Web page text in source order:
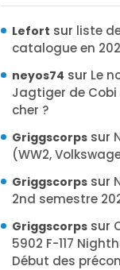
Lefort sur liste
catalogue en
neyos74 sur Le
Jagtiger de
cher ?
Griggscorps sur
(WW2,
Griggscorps sur
2nd semestre
Griggscorps sur
5902 F-117
Début des